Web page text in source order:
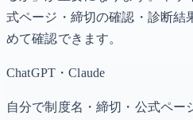
式ページ・締切の確認・診断結
めて確認できます。
ChatGPT・Claude
自分で制度名・締切・公式ペー